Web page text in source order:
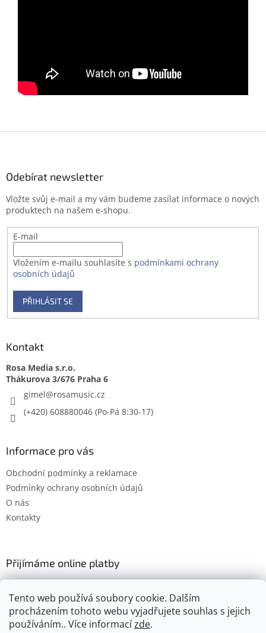
Tento web používá soubory cookie. Dalším
procházením tohoto webu vyjadřujete souhlas s jejich
používáním.. Více informacízde.
Odebírat newsletter
Vložte svůj e-mail a my vám budeme zasílat informace o nových
produktech na našem e-shopu.
E-mail
Vložením e-mailu souhlasíte s podmínkami ochrany
osobních údajů
PŘIHLÁSIT SE
Kontakt
Rosa Media s.r.o.
gimel@rosamusic.cz
(+420) 608880046
Informace pro vás
Obchodní podmínky a reklamace
Podmínky ochrany osobních údajů
O nás
Kontakty
Přijímáme online platby